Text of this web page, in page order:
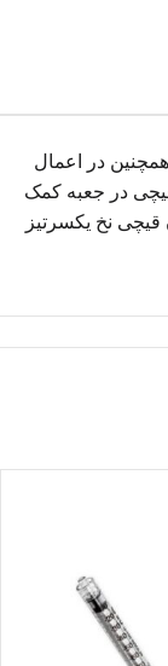
همچنین در اعمال
در جعبه کمک
نخ یکسرتیز